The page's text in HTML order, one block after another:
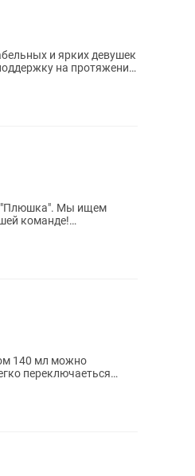
и ярких девушек
на протяжении
"Плюшка". Мы ищем
команде!
140 мл можно